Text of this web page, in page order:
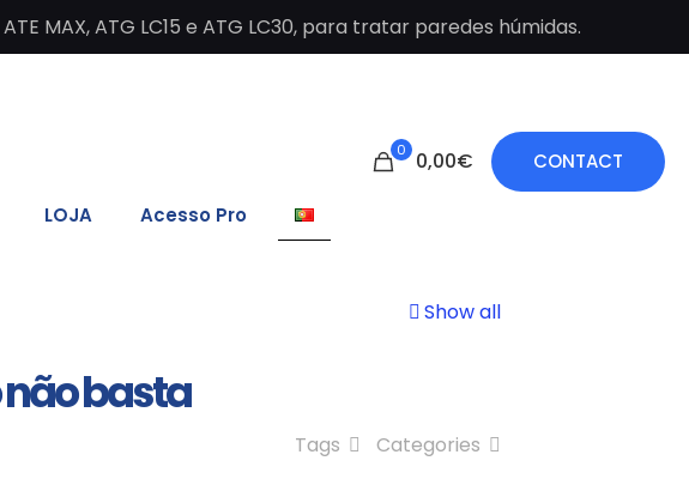
MAX, ATG LC15 e ATG LC30, para tratar paredes húmidas.
LOJA Acesso Pro
0 0,00€ CONTACT
Show all
basta
Categories
Tags